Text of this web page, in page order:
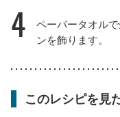
4
ペーパータオル
ンを飾ります。
このレシピを見